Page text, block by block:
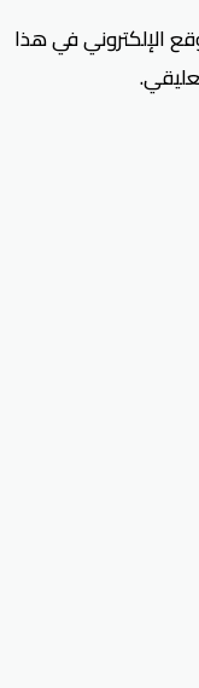
الإلكتروني في هذا